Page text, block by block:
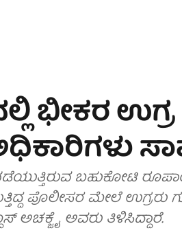
ಭೀಕರ
ಬಹುಕೋಟಿ
ಪೊಲೀಸರ ಮೇಲೆ
ಅಚಕ್ಜೈ ಅವರು ತಿಳಿಸಿದ್ದಾರೆ.